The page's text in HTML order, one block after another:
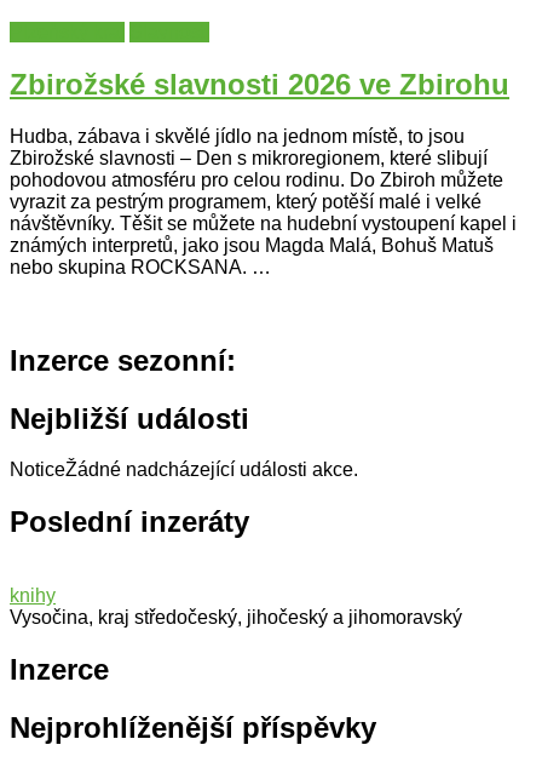
Zbirožské slavnosti 2026 ve Zbirohu
Hudba, zábava i skvělé jídlo na jednom místě, to jsou
Zbirožské slavnosti – Den s mikroregionem, které slibují
pohodovou atmosféru pro celou rodinu. Do Zbiroh můžete
vyrazit za pestrým programem, který potěší malé i velké
návštěvníky. Těšit se můžete na hudební vystoupení kapel i
známých interpretů, jako jsou Magda Malá, Bohuš Matuš
nebo skupina ROCKSANA. …
Inzerce sezonní:
Nejbližší události
NoticeŽádné nadcházející události akce.
Poslední inzeráty
knihy
Vysočina, kraj středočeský, jihočeský a jihomoravský
Inzerce
Nejprohlíženější příspěvky